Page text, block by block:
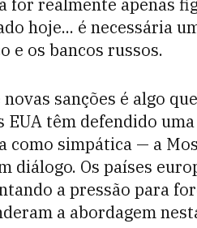
for realmente apenas
hoje... é necessária
e os bancos russos.
sanções é algo
EUA têm defendido
como simpática — a
diálogo. Os países
a pressão para
a abordagem